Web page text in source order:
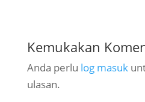
Kemukakan
Anda perlu log masuk
ulasan.